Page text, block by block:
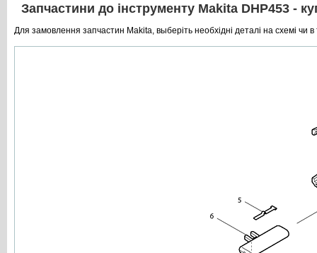
Запчастини до інструменту Makita DHP453 -
Для замовлення запчастин Makita, выберіть необхідні деталі на схемі чи в